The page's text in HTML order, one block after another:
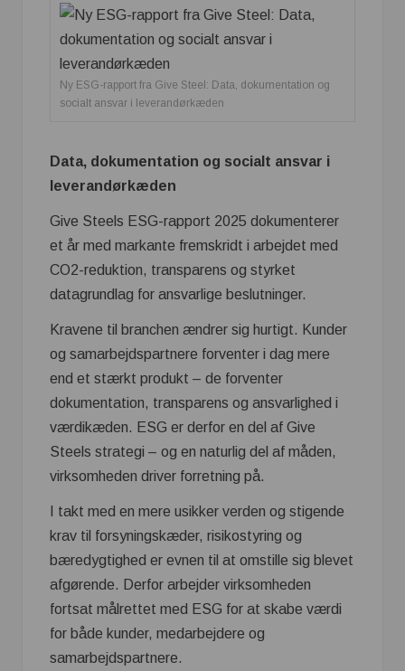
Ny ESG-rapport fra Give Steel: Data, dokumentation og
socialt ansvar i leverandørkæden
Data, dokumentation og socialt ansvar i
leverandørkæden
Give Steels ESG-rapport 2025 dokumenterer
et år med markante fremskridt i arbejdet med
CO2-reduktion, transparens og styrket
datagrundlag for ansvarlige beslutninger.
Kravene til branchen ændrer sig hurtigt. Kunder
og samarbejdspartnere forventer i dag mere
end et stærkt produkt – de forventer
dokumentation, transparens og ansvarlighed i
værdikæden. ESG er derfor en del af Give
Steels strategi – og en naturlig del af måden,
virksomheden driver forretning på.
I takt med en mere usikker verden og stigende
krav til forsyningskæder, risikostyring og
bæredygtighed er evnen til at omstille sig blevet
afgørende. Derfor arbejder virksomheden
fortsat målrettet med ESG for at skabe værdi
for både kunder, medarbejdere og
samarbejdspartnere.